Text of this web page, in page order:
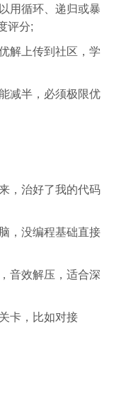
用循环、递归或暴
评分;
解上传到社区，学
减半，必须极限优
，治好了我的代码
，没编程基础直接
音效解压，适合深
卡，比如对接